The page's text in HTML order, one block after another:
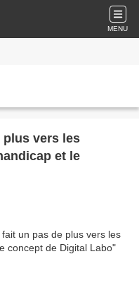
MENU
plus vers les
et le